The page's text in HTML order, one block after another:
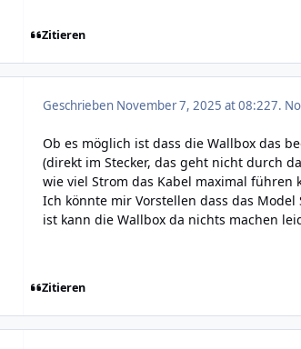
Zitieren
Geschrieben November 7, 2025 at 08:227.
Ob es möglich ist dass die Wallbox das
(direkt im Stecker, das geht nicht durch
wie viel Strom das Kabel maximal führen
Ich könnte mir Vorstellen dass das
ist kann die Wallbox da nichts machen
Zitieren